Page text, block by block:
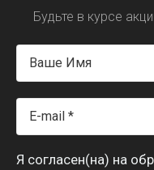
Будьте в курсе
Я согласен(на) на